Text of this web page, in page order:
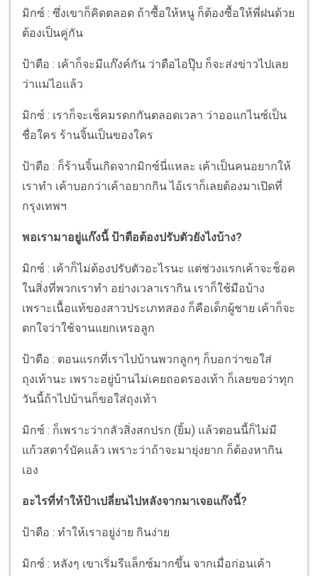
มิกซ์ : ซึ่งเขาก็คิดตลอด ถ้าซื้อให้หนู ก็ต้องซื้อให้พี่ฝนด้วย
ต้องเป็นคู่กัน
ป้าตือ : เค้าก็จะมีแก๊งค์กัน ว่าตือไอปุ๊บ ก็จะส่งข่าวไปเลย
ว่าแม่ไอแล้ว
มิกซ์ : เราก็จะเช็คมรดกกันตลอดเวลา ว่าออแกไนซ์เป็น
ชื่อใคร ร้านจิ้นเป็นของใคร
ป้าตือ : ก็ร้านจิ้นเกิดจากมิกซ์นี่แหละ เค้าเป็นคนอยากให้
เราทำ เค้าบอกว่าเค้าอยากกิน ไอ้เราก็เลยต้องมาเปิดที่
กรุงเทพฯ
พอเรามาอยู่แก๊งนี้ ป้าตือต้องปรับตัวยังไงบ้าง?
มิกซ์ : เค้าก็ไม่ต้องปรับตัวอะไรนะ แต่ช่วงแรกเค้าจะช็อค
ในสิ่งที่พวกเราทำ อย่างเวลาเรากิน เราก็ใช้มือบ้าง
เพราะเนื้อแท้ของสาวประเภทสอง ก็คือเด็กผู้ชาย เค้าก็จะ
ตกใจว่าใช้จานแยกเหรอลูก
ป้าตือ : ตอนแรกที่เราไปบ้านพวกลูกๆ ก็บอกว่าขอใส่
ถุงเท้านะ เพราะอยู่บ้านไม่เคยถอดรองเท้า ก็เลยขอว่าทุก
วันนี้ถ้าไปบ้านก็ขอใส่ถุงเท้า
มิกซ์ : ก็เพราะว่ากลัวสิ่งสกปรก (ยิ้ม) แล้วตอนนี้ก็ไม่มี
แก้วสตาร์บัคแล้ว เพราะว่าถ้าจะมายุ่งยาก ก็ต้องหากิน
เอง
อะไรที่ทำให้ป้าเปลี่ยนไปหลังจากมาเจอแก๊งนี้?
ป้าตือ : ทำให้เราอยู่ง่าย กินง่าย
มิกซ์ : หลังๆ เขาเริ่มรีแล็กซ์มากขึ้น จากเมื่อก่อนเค้า